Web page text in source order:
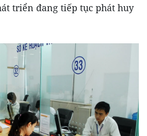
triển đang tiếp tục phát huy